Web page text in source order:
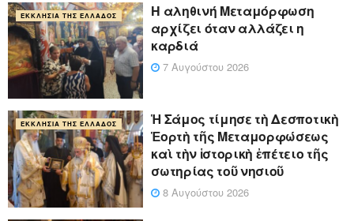
ΕΚΚΛΗΣΊΑ ΤΗΣ ΕΛΛΆΔΟΣ
Η αληθινή Μεταμόρφωση
αρχίζει όταν αλλάζει η
καρδιά
7 Αυγούστου 2026
ΕΚΚΛΗΣΊΑ ΤΗΣ ΕΛΛΆΔΟΣ
Ἡ Σάμος τίμησε τὴ Δεσποτικὴ
Ἑορτὴ τῆς Μεταμορφώσεως
καὶ τὴν ἱστορικὴ ἐπέτειο τῆς
σωτηρίας τοῦ νησιοῦ
8 Αυγούστου 2026